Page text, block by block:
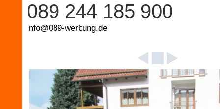
089 244 185 900
info@089-werbung.de